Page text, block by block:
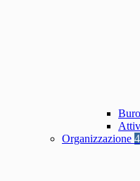
Organizzazione 4